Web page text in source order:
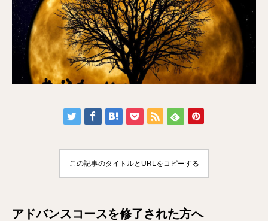
この記事のタイトルとURLをコピーする
アドバンスコースを修了された方へ